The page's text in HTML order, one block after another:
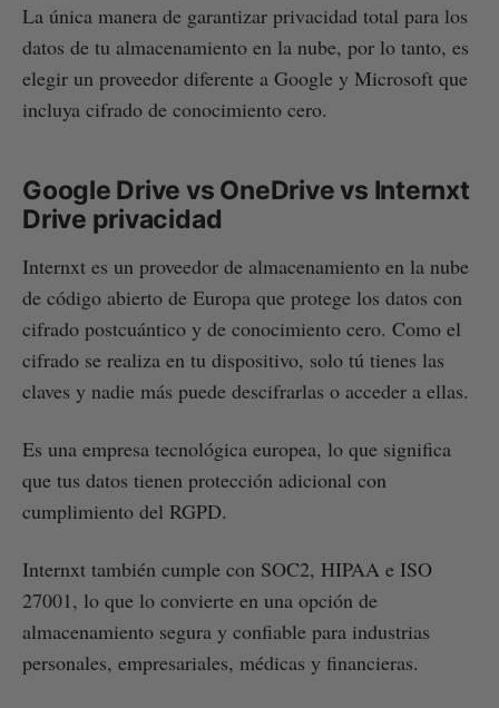
La única manera de garantizar privacidad total para los
datos de tu almacenamiento en la nube, por lo tanto, es
elegir un proveedor diferente a Google y Microsoft que
incluya cifrado de conocimiento cero.
Google Drive vs OneDrive vs Internxt
Drive privacidad
Internxt es un proveedor de almacenamiento en la nube
de código abierto de Europa que protege los datos con
cifrado postcuántico y de conocimiento cero. Como el
cifrado se realiza en tu dispositivo, solo tú tienes las
claves y nadie más puede descifrarlas o acceder a ellas.
Es una empresa tecnológica europea, lo que significa
que tus datos tienen protección adicional con
cumplimiento del RGPD.
Internxt también cumple con SOC2, HIPAA e ISO
27001, lo que lo convierte en una opción de
almacenamiento segura y confiable para industrias
personales, empresariales, médicas y financieras.